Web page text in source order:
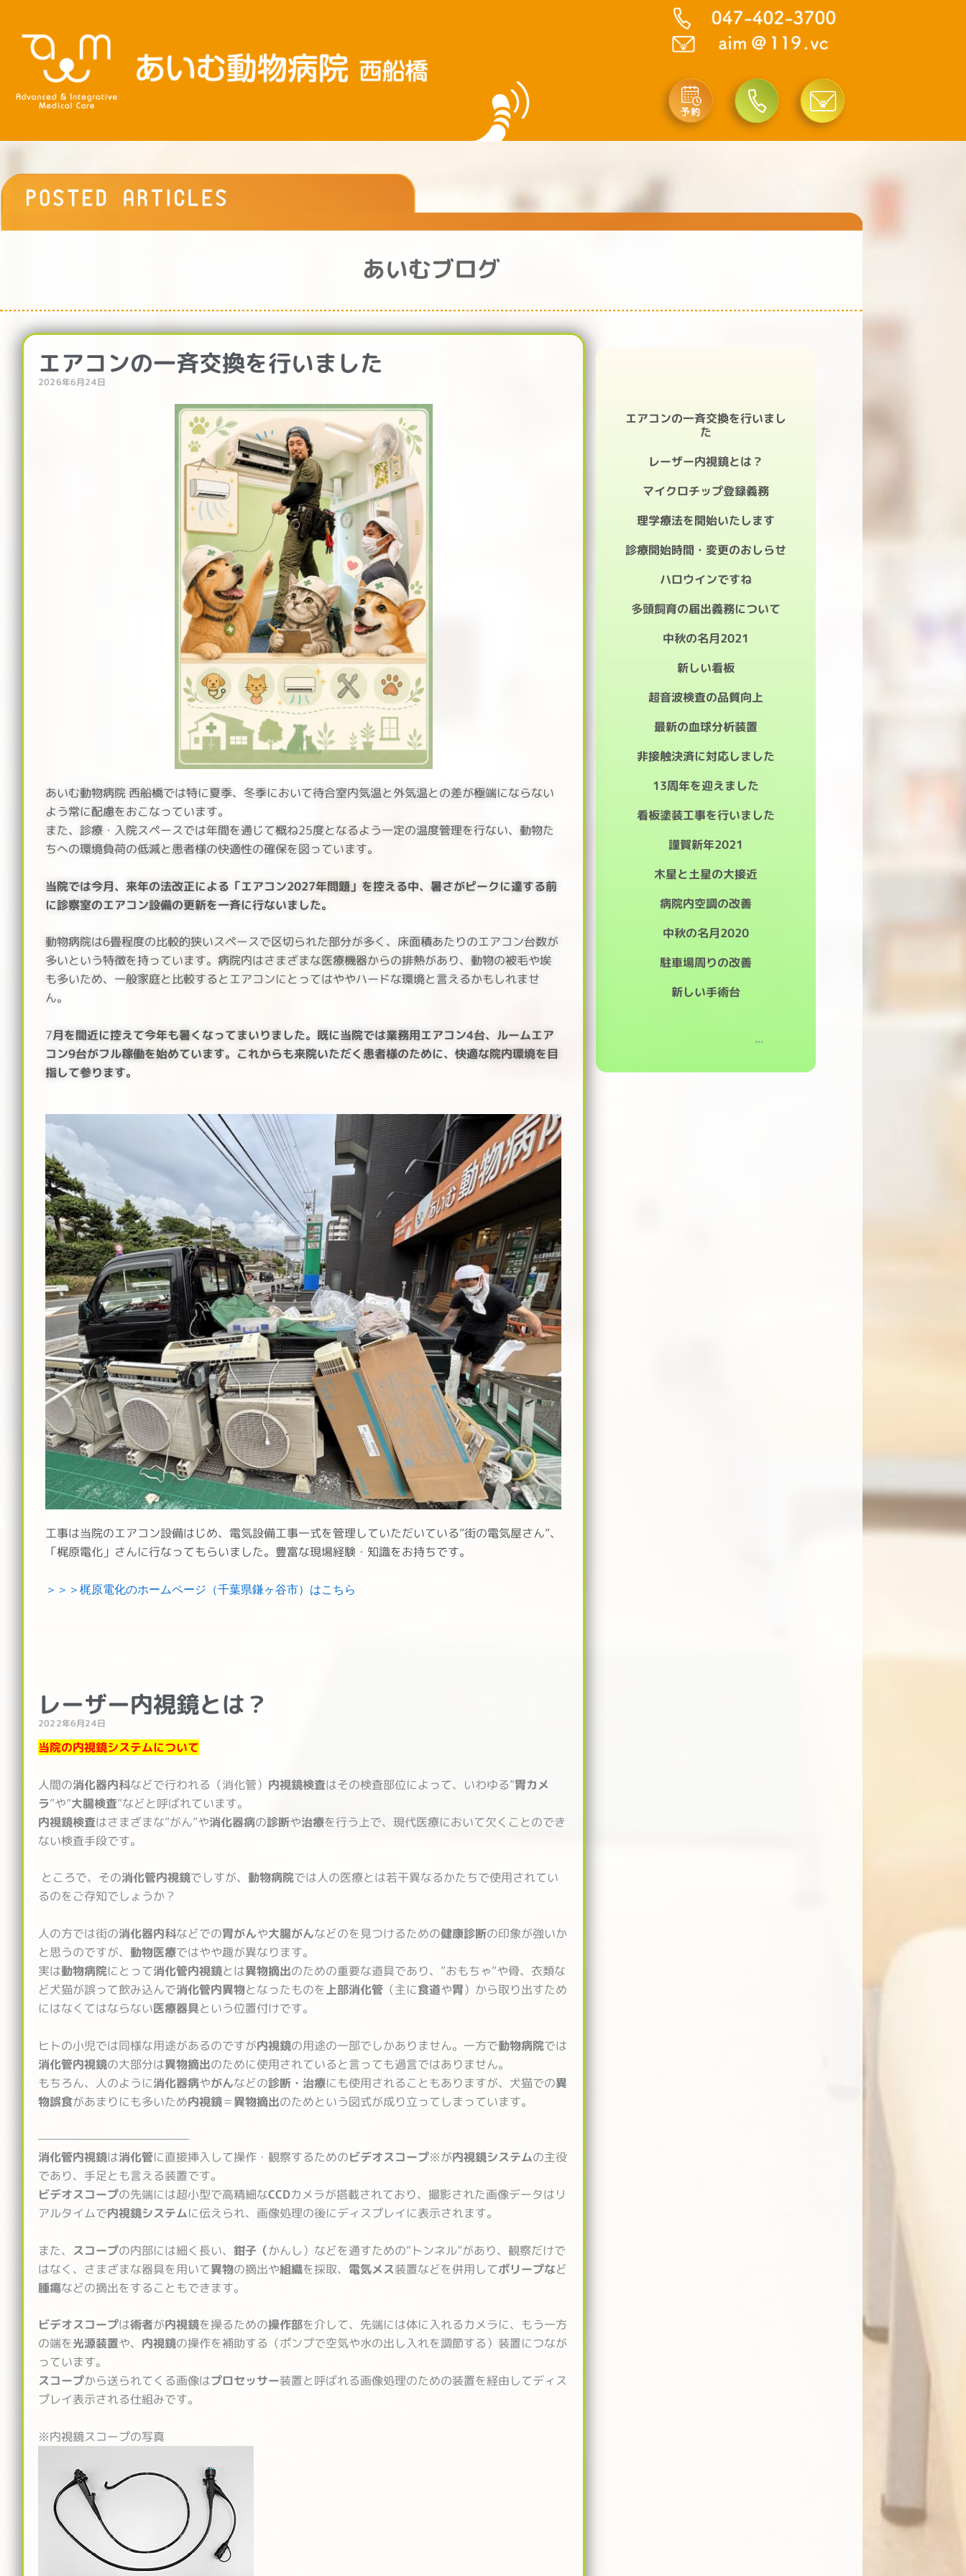
あいむブログ
エアコンの一斉交換を行いました
2026年6月24日
あいむ動物病院 西船橋では特に夏季、冬季において待合室内気温と外気温との差が極端にならない
よう常に配慮をおこなっています。
また、診療・入院スペースでは年間を通じて概ね25度となるよう一定の温度管理を行ない、動物た
ちへの環境負荷の低減と患者様の快適性の確保を図っています。
当院では今月、来年の法改正による「エアコン2027年問題」を控える中、暑さがピークに達する前
に診察室のエアコン設備の更新を一斉に行ないました。
動物病院は6畳程度の比較的狭いスペースで区切られた部分が多く、床面積あたりのエアコン台数が
多いという特徴を持っています。病院内はさまざまな医療機器からの排熱があり、動物の被毛や埃
も多いため、一般家庭と比較するとエアコンにとってはややハードな環境と言えるかもしれませ
ん。
7月を間近に控えて今年も暑く なってまいりました。既に当院では業務用エアコン4台、ルームエア
コン9台がフル稼働を始めています。 これからも来院いただく患者様のために、快適な院内環境を目
指して参ります。
工事は当院のエアコン設備はじめ、電気設備工事一式を管理していただいている”街の電気屋さん”、
「梶原電化」さんに行なってもらいました。豊富な現場経験・知識をお持ちです。
＞＞＞梶原電化のホームページ（千葉県鎌ヶ谷市）はこちら
レーザー内視鏡とは？
2022年6月24日
当院の内視鏡システムについて
人間の消化器内科などで行われる（消化管） 内視鏡検査はその検査部位によって、いわゆる”胃カメ
ラ”や”大腸検査”などと呼ばれています。
内視鏡検査はさまざまな”がん”や消化器病の診断や治療を行う上で、現代医療において欠くことのでき
ない検査手段です。
ところで、その消化管内視鏡でしすが、 動物病院では人の医療とは若干異なるかたちで使用されてい
るのをご存知でしょうか？
人の方では街の消化器内科などでの胃がんや大腸がんなどのを見つけるための健康診断の印象が強いか
と思うのですが、 動物医療ではやや趣が異なります。
実は動物病院にとって消化管内視鏡とは異物摘出のための重要な道具であり、”おもちゃ”や骨、衣類な
ど犬猫が誤って飲み込んで消化管内異物となったものを上部消化管 （主に食道や胃）から取り出すため
にはなくてはならない医療器具という位置付けです。
ヒトの小児では同様な用途があるのですが内視鏡の用途の一部でしかありません。一方で動物病院では
消化管内視鏡の大部分は異物摘出のために使用されていると言っても過言ではありません。
もちろん、人のように消化器病やがんなどの診断・治療にも使用されることもありますが、犬猫での異
物誤食があまりにも多いため内視鏡＝異物摘出のためという図式が成り立ってしまっています。
——————————————
消化管内視鏡は消化管に直接挿入して操作・観察するためのビデオスコープ※が内視鏡システムの主役
であり、手足とも言える装置です。
ビデオスコープの先端には超小型で高精細なCCDカメラが搭載されており、撮影された画像データはリ
アルタイムで内視鏡システムに伝えられ、画像処理の後にディスプレイに表示されます。
また、 スコープの内部には細く長い、 鉗子（かんし）などを通すための”トンネル”があり、観察だけで
はなく、さまざまな器具を用いて異物の摘出や組織を採取、 電気メス装置などを併用してポリープなど
腫瘍などの摘出をすることもできます。
ビデオスコープは術者が内視鏡を操るための操作部を介して、先端には体に入れるカメラに、もう一方
の端を光源装置や、 内視鏡の操作を補助する（ポンプで空気や水の出し入れを調節する）装置につなが
っています。
スコープから送られてくる画像はプロセッサー装置と呼ばれる画像処理のための装置を経由してディス
プレイ表示される仕組みです。
※内視鏡スコープの写真
ペ
ジ
ペ
ジ
ペ
ジ
ペ
ジ
エアコンの一斉交換を行いまし
た
レーザー内視鏡とは？
マイクロチップ登録義務
理学療法を開始いたします
診療開始時間・変更のおしらせ
ハロウインですね
多頭飼育の届出義務について
中秋の名月2021
新しい看板
超音波検査の品質向上
最新の血球分析装置
非接触決済に対応しました
13周年を迎えました
看板塗装工事を行いました
謹賀新年2021
木星と土星の大接近
病院内空調の改善
中秋の名月2020
駐車場周りの改善
新しい手術台
…